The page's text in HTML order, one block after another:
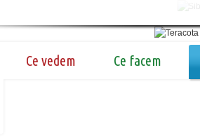
Ce vedem Ce facem